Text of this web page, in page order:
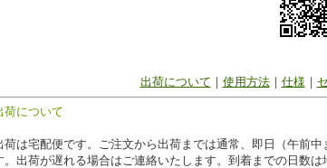
出荷について ｜ 使用方法｜ 仕様 ｜
荷について
荷は宅配便です。ご注文から出荷までは通常、即日（午前
。出荷が遅れる場合はご連絡いたします。到着までの日数